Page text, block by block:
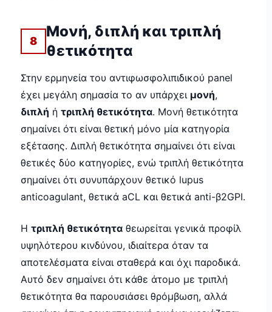
8
Μονή, διπλή και τριπλή
θετικότητα
Στην ερμηνεία του αντιφωσφολιπιδικού panel
έχει μεγάλη σημασία το αν υπάρχει μονή,
διπλή ή τριπλή θετικότητα. Μονή θετικότητα
σημαίνει ότι είναι θετική μόνο μία κατηγορία
εξέτασης. Διπλή θετικότητα σημαίνει ότι είναι
θετικές δύο κατηγορίες, ενώ τριπλή θετικότητα
σημαίνει ότι συνυπάρχουν θετικό lupus
anticoagulant, θετικά aCL και θετικά anti-β2GPI.
Η τριπλή θετικότητα θεωρείται γενικά προφίλ
υψηλότερου κινδύνου, ιδιαίτερα όταν τα
αποτελέσματα είναι σταθερά και όχι παροδικά.
Αυτό δεν σημαίνει ότι κάθε άτομο με τριπλή
θετικότητα θα παρουσιάσει θρόμβωση, αλλά